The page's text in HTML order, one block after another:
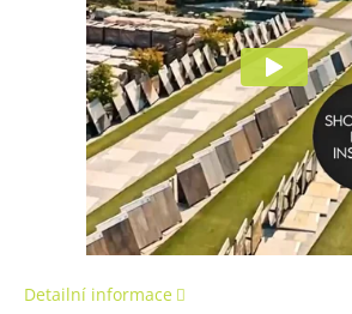
Detailní informace